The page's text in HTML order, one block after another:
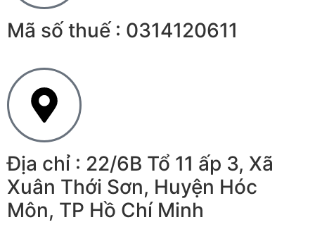
Mã số thuế : 0314120611
Địa chỉ : 22/6B Tổ 11 ấp 3, Xã
Xuân Thới Sơn, Huyện Hóc
Môn, TP Hồ Chí Minh